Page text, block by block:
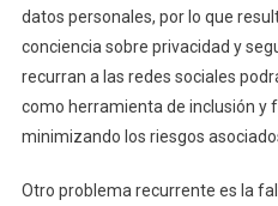
datos personales, por lo que
conciencia sobre privacidad y
recurran a las redes sociales
como herramienta de inclusión y
minimizando los riesgos
Otro problema recurrente es la